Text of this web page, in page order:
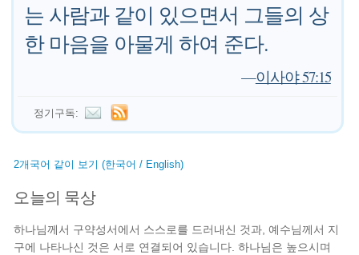
는 사람과 같이 있으면서 그들의 상
한 마음을 아물게 하여 준다.
—이사야 57:15
정기구독:
2개국어 같이 보기 (한국어 / English)
오늘의 묵상
하나님께서 구약성서에서 스스로를 드러내신 것과, 예수님께서 지
구에 나타나신 것은 서로 연결되어 있습니다. 하나님은 높으시며